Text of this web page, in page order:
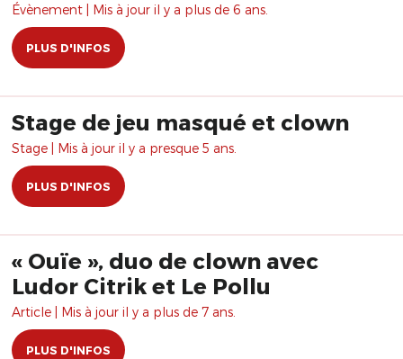
Évènement | Mis à jour il y a plus de 6 ans.
PLUS D'INFOS
Stage de jeu masqué et clown
Stage | Mis à jour il y a presque 5 ans.
PLUS D'INFOS
« Ouïe », duo de clown avec
Ludor Citrik et Le Pollu
Article | Mis à jour il y a plus de 7 ans.
PLUS D'INFOS